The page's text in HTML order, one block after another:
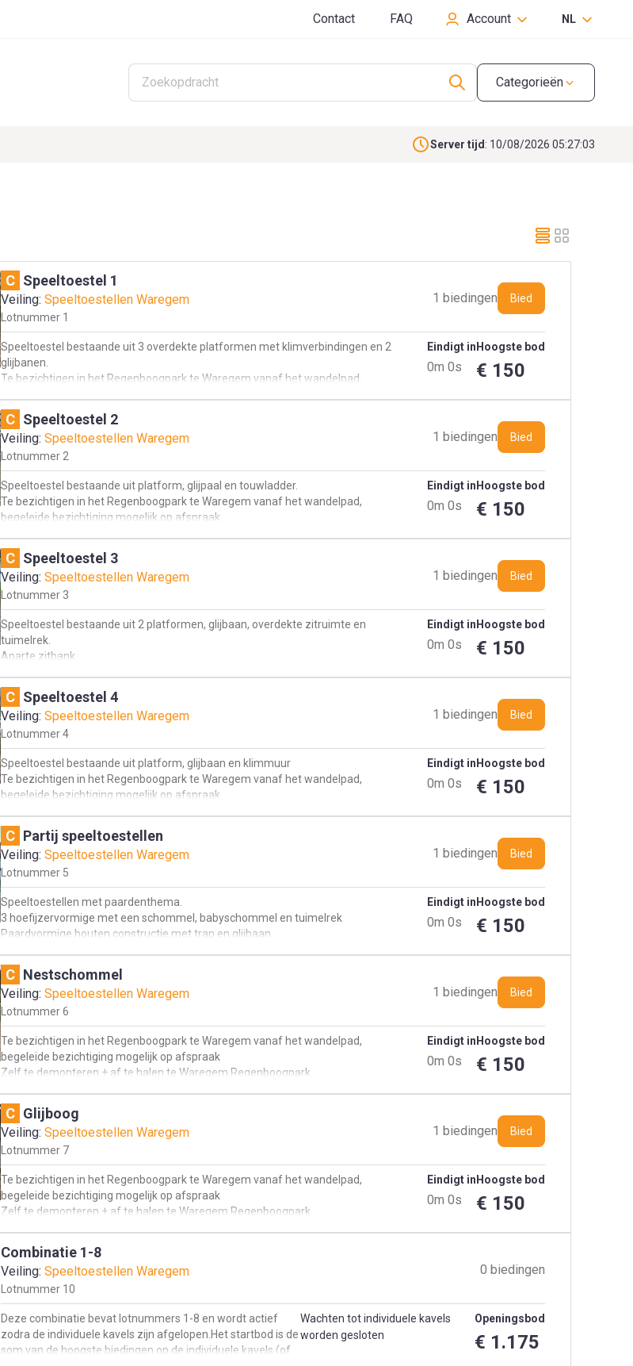
Contact FAQ Account NL
Categorieën
Server tijd : 10/08/2026 05:27:04
C Speeltoestel 1
Veiling:Speeltoestellen Waregem
Lotnummer 1
1 biedingen Bied
Speeltoestel bestaande uit 3 overdekte platformen met klimverbindingen en 2
glijbanen.
Te bezichtigen in het Regenboogpark te Waregem vanaf het wandelpad,
Zelf te demonteren + af te halen te Waregem Regenboogpark
Eindigt in
0m 0s
Hoogste bod
€ 150
C Speeltoestel 2
Veiling:Speeltoestellen Waregem
Lotnummer 2
1 biedingen Bied
Speeltoestel bestaande uit platform, glijpaal en touwladder.
Te bezichtigen in het Regenboogpark te Waregem vanaf het wandelpad,
begeleide bezichtiging mogelijk op afspraak
Eindigt in
0m 0s
Hoogste bod
€ 150
C Speeltoestel 3
Veiling:Speeltoestellen Waregem
Lotnummer 3
1 biedingen Bied
Speeltoestel bestaande uit 2 platformen, glijbaan, overdekte zitruimte en
tuimelrek.
Aparte zitbank
begeleide bezichtiging mogelijk op afspraak
Zelf te demonteren + af te halen te Waregem Regenboogpark
Eindigt in
0m 0s
Hoogste bod
€ 150
C Speeltoestel 4
Veiling:Speeltoestellen Waregem
Lotnummer4
1 biedingen Bied
Speeltoestel bestaande uit platform, glijbaan en klimmuur
Te bezichtigen in het Regenboogpark te Waregem vanaf het wandelpad,
begeleide bezichtiging mogelijk op afspraak
Eindigt in
0m 0s
Hoogste bod
€ 150
C Partij speeltoestellen
Veiling:Speeltoestellen Waregem
Lotnummer 5
1 biedingen Bied
Speeltoestellen met paardenthema.
3 hoefijzervormige met een schommel, babyschommel en tuimelrek
Paardvormige houten constructie met trap en glijbaan
begeleide bezichtiging mogelijk op afspraak
Zelf te demonteren + af te halen te Waregem Regenboogpark
Eindigt in
0m 0s
Hoogste bod
€ 150
C Nestschommel
Veiling:Speeltoestellen Waregem
Lotnummer6
1 biedingen Bied
Te bezichtigen in het Regenboogpark te Waregem vanaf het wandelpad,
begeleide bezichtiging mogelijk op afspraak
Zelf te demonteren + af te halen te Waregem Regenboogpark
Eindigt in
0m 0s
Hoogste bod
€ 150
C Glijboog
Veiling:Speeltoestellen Waregem
Lotnummer 7
1 biedingen Bied
Te bezichtigen in het Regenboogpark te Waregem vanaf het wandelpad,
begeleide bezichtiging mogelijk op afspraak
Zelf te demonteren + af te halen te Waregem Regenboogpark
Eindigt in
0m 0s
Hoogste bod
€ 150
Combinatie 1-8
Veiling:Speeltoestellen Waregem
Lotnummer 10
0 biedingen
Deze combinatie bevat lotnummers 1-8 en wordt actief
zodra de individuele kavels zijn afgelopen.Het startbod is de
som van de hoogste biedingen op de individuele kavels (of
Wachten tot individuele kavels
worden gesloten
Openingsbod
€ 1.175